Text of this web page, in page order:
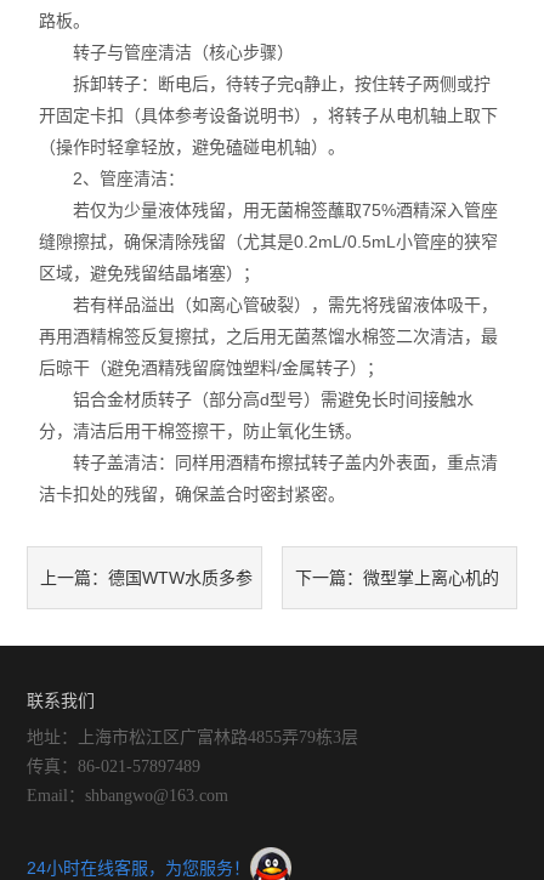
路板。
转子与管座清洁（核心步骤）
拆卸转子：断电后，待转子完q静止，按住转子两侧或拧
开固定卡扣（具体参考设备说明书），将转子从电机轴上取下
（操作时轻拿轻放，避免磕碰电机轴）。
2、管座清洁：
若仅为少量液体残留，用无菌棉签蘸取75%酒精深入管座
缝隙擦拭，确保清除残留（尤其是0.2mL/0.5mL小管座的狭窄
区域，避免残留结晶堵塞）；
若有样品溢出（如离心管破裂），需先将残留液体吸干，
再用酒精棉签反复擦拭，之后用无菌蒸馏水棉签二次清洁，最
后晾干（避免酒精残留腐蚀塑料/金属转子）；
铝合金材质转子（部分高d型号）需避免长时间接触水
分，清洁后用干棉签擦干，防止氧化生锈。
转子盖清洁：同样用酒精布擦拭转子盖内外表面，重点清
洁卡扣处的残留，确保盖合时密封紧密。
上一篇：德国WTW水质多参
要的
下一篇： 微型掌上离心机的
联系我们
地址：上海市松江区广富林路4855弄79栋3层
传真：86-021-57897489
Email：shbangwo@163.com
24小时在线客服，为您服务！